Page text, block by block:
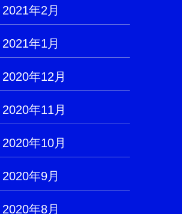
2021年2月
2021年1月
2020年12月
2020年11月
2020年10月
2020年9月
2020年8月